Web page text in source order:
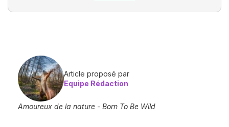
Article proposé par
Equipe Rédaction
Amoureux de la nature - Born To Be Wild